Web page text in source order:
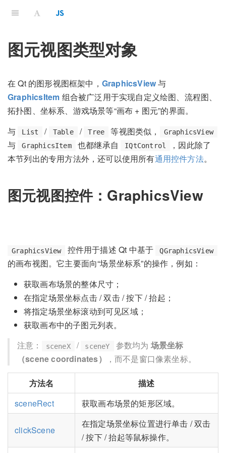
图元视图类型对象
在 Qt 的图形视图框架中， GraphicsView与
GraphicsItem 组合被广泛用于实现自定义绘图、流程图、
拓扑图、坐标系、游戏场景等“画布 + 图元”的界面。
与
List / Table / Tree 等视图类似， GraphicsView
与 GraphicsItem 也都继承自 IQtControl
，因此除了
本节列出的专用方法外，还可以使用所有通用控件方法。
图元视图控件：GraphicsView
GraphicsView 控件用于描述 Qt 中基于 QGraphicsView
的画布视图。它主要面向“场景坐标系”的操作，例如：
获取画布场景的整体尺寸；
在指定场景坐标点击 / 双击 / 按下 / 抬起；
将指定场景坐标滚动到可见区域；
获取画布中的子图元列表。
注意：
sceneX / sceneY 参数均为 场景坐标
（scene coordinates）
，而不是窗口像素坐标。
方法名
描述
sceneRect
获取画布场景的矩形区域。
clickScene
在指定场景坐标位置进行单击 / 双击
/ 按下 / 抬起等鼠标操作。